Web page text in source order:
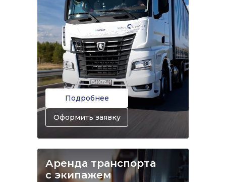
Аренда транспорта
с экипажем
Подробнее
Оформить заявку